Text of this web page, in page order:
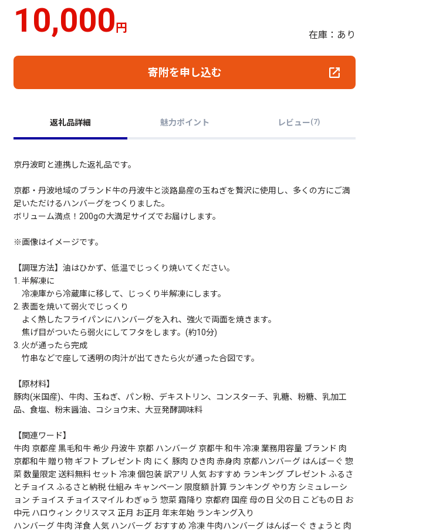
10,000円
在庫：あり
寄附を申し込む
返礼品詳細 魅力ポイント レビュー(7)
京丹波町と連携した返礼品です。
京都・丹波地域のブランド牛の丹波牛と淡路島産の玉ねぎを贅沢に使用し、多くの方にご満
足いただけるハンバーグをつくりました。
ボリューム満点！200gの大満足サイズでお届けします。
※画像はイメージです。
【調理方法】油はひかず、低温でじっくり焼いてください。
1. 半解凍に
冷凍庫から冷蔵庫に移して、じっくり半解凍にします。
2. 表面を焼いて弱火でじっくり
よく熱したフライパンにハンバーグを入れ、強火で両面を焼きます。
焦げ目がついたら弱火にしてフタをします。(約10分)
3. 火が通ったら完成
竹串などで座して透明の肉汁が出てきたら火が通った合図です。
【原材料】
豚肉(米国産)、牛肉、玉ねぎ、パン粉、デキストリン、コンスターチ、乳糖、粉糖、乳加工
品、食塩、粉末醤油、コショウ末、大豆発酵調味料
【関連ワード】
牛肉 京都産 黒毛和牛 希少 丹波牛 京都 ハンバーグ 京都牛 和牛 冷凍 業務用容量 ブランド 肉
京都和牛 贈り物 ギフト プレゼント 肉 にく 豚肉 ひき肉 赤身肉 京都ハンバーグ はんばーぐ 惣
菜 数量限定 送料無料 セット 冷凍 個包装 訳アリ 人気 おすすめ ランキング プレゼント ふるさ
とチョイス ふるさと納税 仕組み キャンペーン 限度額 計算 ランキング やり方 シミュレーシ
ョン チョイス チョイスマイル わぎゅう 惣菜 霜降り 京都府 国産 母の日 父の日 こどもの日 お
中元 ハロウィン クリスマス 正月 お正月 年末年始 ランキング入り
ハンバーグ 牛肉 洋食 人気 ハンバーグ おすすめ 冷凍 牛肉ハンバーグ はんばーぐ きょうと 肉